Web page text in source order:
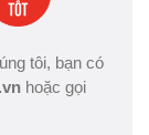
tôi, bạn có
hoặc gọi